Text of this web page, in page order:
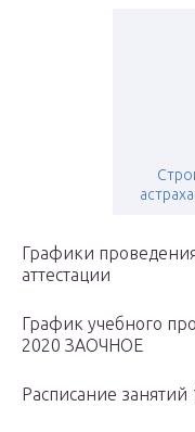
Графики
аттестации
График учебного
2020 ЗАОЧНОЕ
Расписание